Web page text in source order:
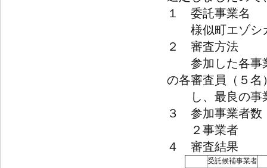
１ 委託事業名
様似町エゾシ
２ 審査方法
参加した各事業
の各審査員（５名
し、最良の事
３ 参加事業者数
２事業者
４ 審査結果
受託候補事業者